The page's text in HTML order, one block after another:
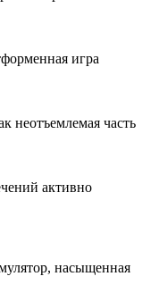
игра
неотъемлемая часть
активно
насыщенная